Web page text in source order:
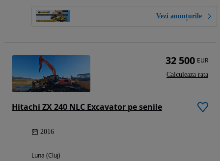
Vezi anunțurile
Hitachi ZX 240 NLC Excavator pe senile
2016
Luna (Cluj)
32 500 EUR
Calculeaza rata